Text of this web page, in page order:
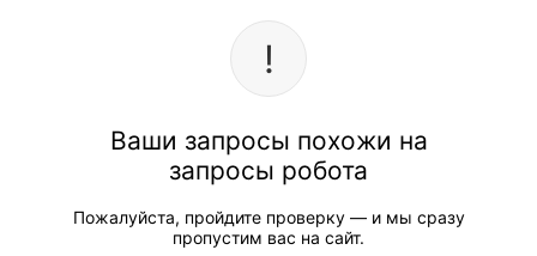
Ваши запросы похожи на
запросы робота
Пожалуйста, пройдите проверку — и мы сразу
пропустим вас на сайт.